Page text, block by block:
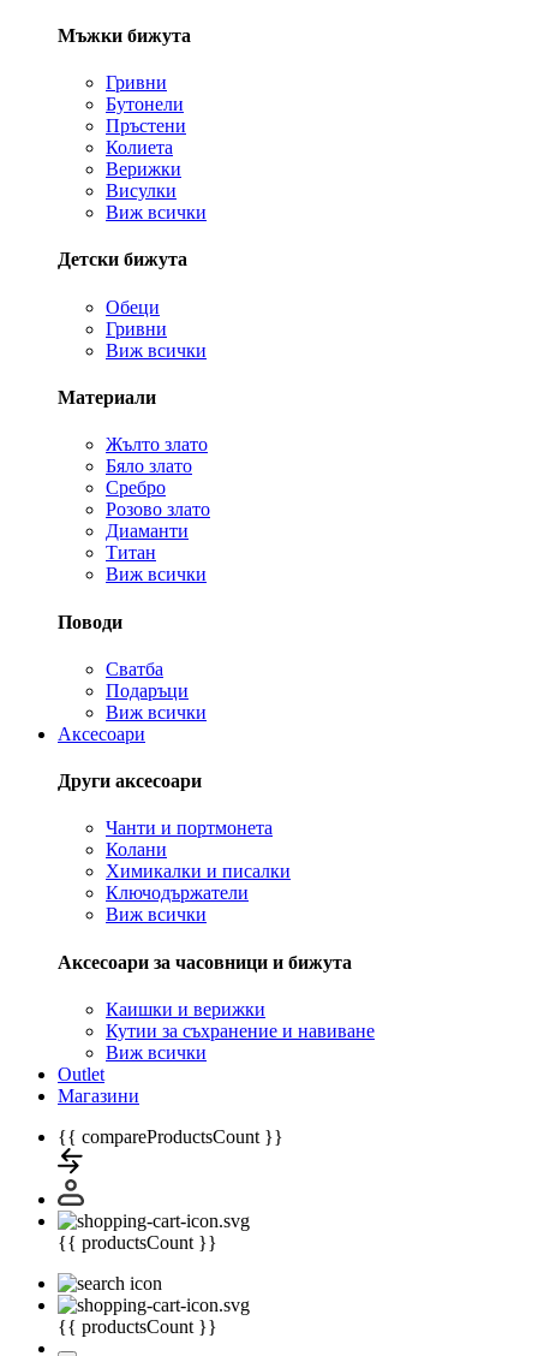
Мъжки бижута
Гривни
Бутонели
Пръстени
Колиета
Верижки
Висулки
Виж всички
Детски бижута
Обеци
Гривни
Виж всички
Материали
Жълто злато
Бяло злато
Сребро
Розово злато
Диаманти
Титан
Виж всички
Поводи
Сватба
Подаръци
Виж всички
Аксесоари
Други аксесоари
Чанти и портмонета
Колани
Химикалки и писалки
Ключодържатели
Виж всички
Аксесоари за часовници и бижута
Каишки и верижки
Кутии за съхранение и навиване
Виж всички
Outlet
Магазини
{{ compareProductsCount }}
{{ productsCount }}
{{ productsCount }}